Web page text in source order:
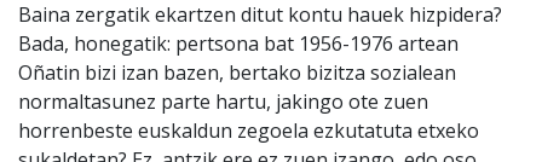
Baina zergatik ekartzen ditut kontu hauek hizpidera?
Bada, honegatik: pertsona bat 1956-1976 artean
Oñatin bizi izan bazen, bertako bizitza sozialean
normaltasunez parte hartu, jakingo ote zuen
horrenbeste euskaldun zegoela ezkutatuta etxeko